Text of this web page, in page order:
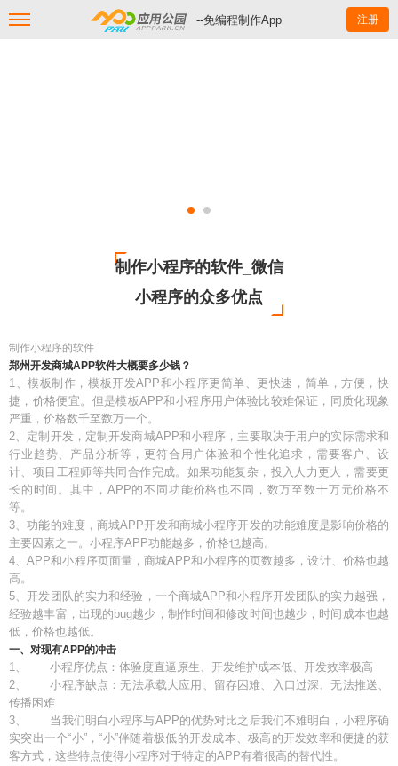
--免编程制作App 注册
制作小程序的软件_微信
小程序的众多优点
制作小程序的软件
郑州开发商城APP软件大概要多少钱？
1、模板制作，模板开发APP和小程序更简单、更快速，简单，方便，快
捷，价格便宜。但是模板APP和小程序用户体验比较难保证，同质化现象
严重，价格数千至数万一个。
2、定制开发，定制开发商城APP和小程序，主要取决于用户的实际需求和
行业趋势、产品分析等，更符合用户体验和个性化追求，需要客户、设
计、项目工程师等共同合作完成。如果功能复杂，投入人力更大，需要更
长的时间。其中，APP的不同功能价格也不同，数万至数十万元价格不
等。
3、功能的难度，商城APP开发和商城小程序开发的功能难度是影响价格的
主要因素之一。小程序APP功能越多，价格也越高。
4、APP和小程序页面量，商城APP和小程序的页数越多，设计、价格也越
高。
5、开发团队的实力和经验，一个商城APP和小程序开发团队的实力越强，
经验越丰富，出现的bug越少，制作时间和修改时间也越少，时间成本也越
低，价格也越低。
一、对现有APP的冲击
1、 小程序优点：体验度直逼原生、开发维护成本低、开发效率极高
2、 小程序缺点：无法承载大应用、留存困难、入口过深、无法推送、
传播困难
3、 当我们明白小程序与APP的优势对比之后我们不难明白，小程序确
实突出一个“小”，“小”伴随着极低的开发成本、极高的开发效率和便捷的获
客方式，这些特点使得小程序对于特定的APP有着很高的替代性。